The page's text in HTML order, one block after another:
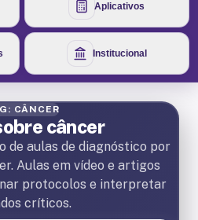
Aplicativos
Institucional
CÂNCER
câncer
de aulas de diagnóstico por
Aulas em vídeo e artigos
protocolos e interpretar
críticos.